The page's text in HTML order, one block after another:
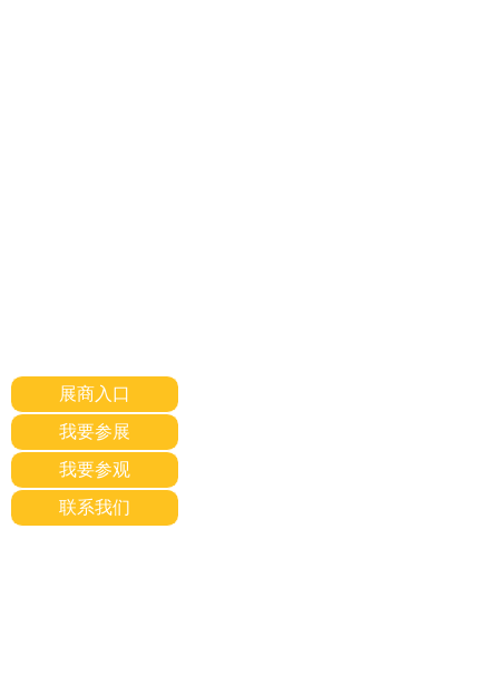
展商入口
我要参展
我要参观
联系我们